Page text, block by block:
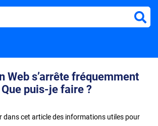
Web s’arrête fréquemment
puis-je faire ?
dans cet article des informations utiles pour